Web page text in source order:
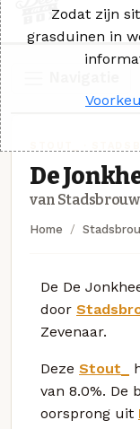
De
van
Home
De De
door
Zevenaar.
Deze Stout_
van 8.0%. De
oorsprong uit
Zodat zijn
grasduinen in